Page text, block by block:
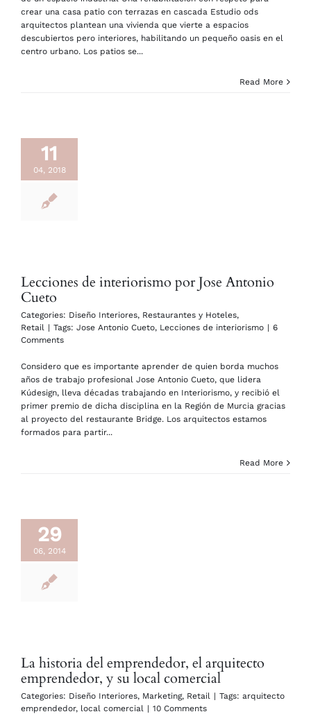
crear una casa patio con terrazas en cascada Estudio ods
arquitectos plantean una vivienda que vierte a espacios
descubiertos pero interiores, habilitando un pequeño oasis en el
centro urbano. Los patios se...
Read More
11
04, 2018
Lecciones de interiorismo por Jose Antonio
Cueto
Categories: Diseño Interiores, Restaurantes y Hoteles,
Retail | Tags: Jose Antonio Cueto, Lecciones de interiorismo | 6
Comments
Considero que es importante aprender de quien borda muchos
años de trabajo profesional Jose Antonio Cueto, que lidera
Kúdesign, lleva décadas trabajando en Interiorismo, y recibió el
primer premio de dicha disciplina en la Región de Murcia gracias
al proyecto del restaurante Bridge. Los arquitectos estamos
formados para partir...
Read More
29
06, 2014
La historia del emprendedor, el arquitecto
emprendedor, y su local comercial
Categories: Diseño Interiores, Marketing, Retail | Tags: arquitecto
emprendedor, local comercial | 10 Comments